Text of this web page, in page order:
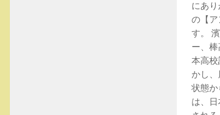
にあ
の【
す。
ー、
本高
かし
状態
は、